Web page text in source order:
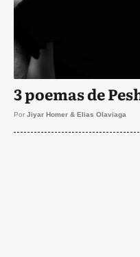
3 poemas de
Por Jiyar Homer & Elias Olaviaga